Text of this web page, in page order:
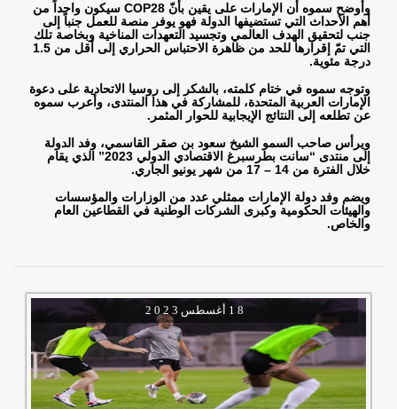
وأوضح سموه أن الإمارات على يقين بأنّ COP28 سيكون واحداً من
أهم الأحداث التي تستضيفها الدولة فهو يوفر منصة للعمل جنباً إلى
جنب لتحقيق الهدف العالمي وتجسيد التعهدات المناخية وبخاصة تلك
التي تمّ إقرارها للحد من ظاهرة الاحتباس الحراري إلى أقل من 1.5
درجة مئوية.
وتوجه سموه في ختام كلمته، بالشكر إلى روسيا الاتحادية على دعوة
الإمارات العربية المتحدة، للمشاركة في هذا المنتدى، وأعرب سموه
عن تطلعه إلى النتائج الإيجابية للحوار المثمر .
ويرأس صاحب السمو الشيخ سعود بن صقر القاسمي، وفد الدولة
إلى منتدى “سانت بطرسبرغ الاقتصادي الدولي 2023” الذي يقام
خلال الفترة من 14 – 17 من شهر يونيو الجاري
.
ويضم وفد دولة الإمارات ممثلي عدد من الوزارات والمؤسسات
والهيئات الحكومية وكبرى الشركات الوطنية في القطاعين العام
والخاص.
2 0 2 3 1 8